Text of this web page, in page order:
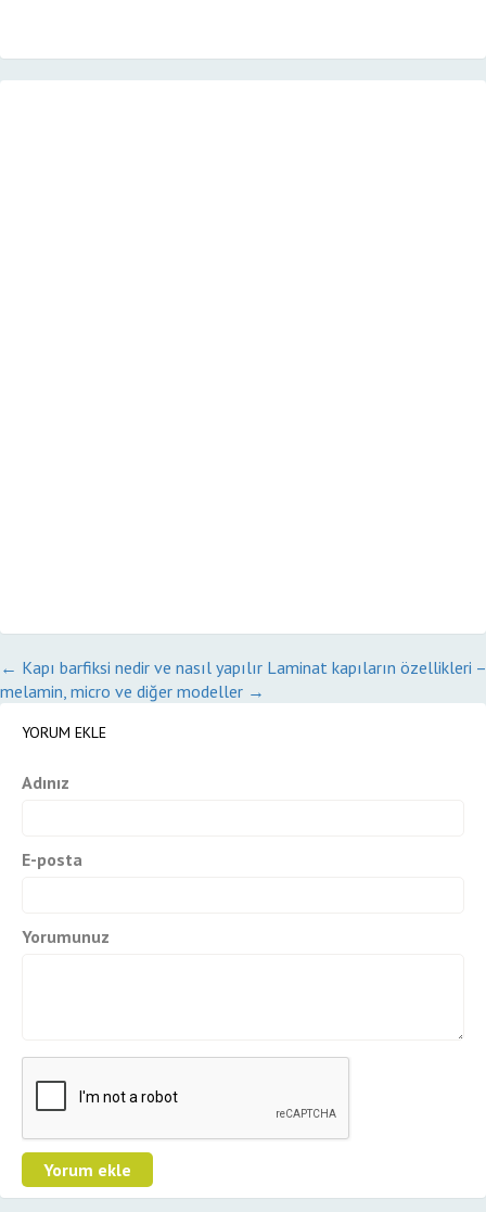
← Kapı barfiksi nedir ve nasıl yapılır Laminat kapıların özellikleri –
melamin, micro ve diğer modeller →
YORUM EKLE
Adınız
E-posta
Yorumunuz